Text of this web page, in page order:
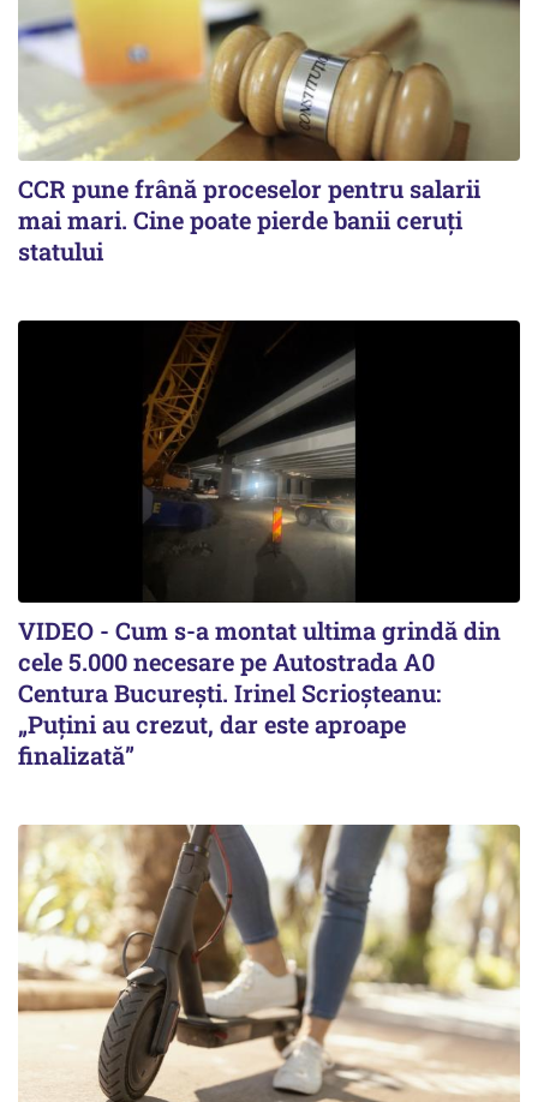
CCR pune frână proceselor pentru salarii
mai mari. Cine poate pierde banii ceruți
statului
VIDEO - Cum s-a montat ultima grindă din
cele 5.000 necesare pe Autostrada A0
Centura București. Irinel Scrioșteanu:
„Puțini au crezut, dar este aproape
finalizată”